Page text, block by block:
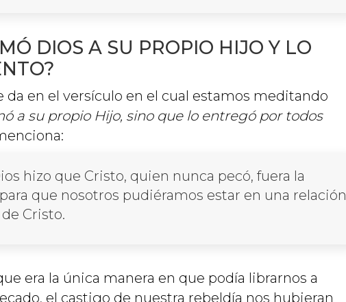
DIOS A SU PROPIO HIJO Y LO
da en el versículo en el cual estamos meditando
a su propio Hijo, sino que lo entregó por todos
hizo que Cristo, quien nunca pecó, fuera la
que nosotros pudiéramos estar en una relación
Cristo.
era la única manera en que podía librarnos a
el castigo de nuestra rebeldía nos hubieran